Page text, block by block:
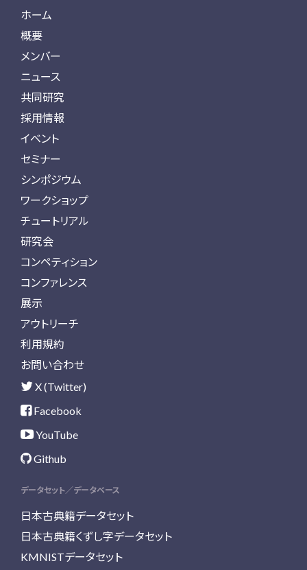
ホーム
概要
メンバー
ニュース
共同研究
採用情報
イベント
セミナー
シンポジウム
ワークショップ
チュートリアル
研究会
コンペティション
コンファレンス
展示
アウトリーチ
利用規約
お問い合わせ
X (Twitter)
Facebook
YouTube
Github
データセット／データベース
日本古典籍データセット
日本古典籍くずし字データセット
KMNISTデータセット